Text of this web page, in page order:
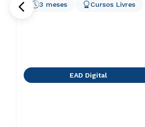
3 meses Cursos Livres
EAD Digital